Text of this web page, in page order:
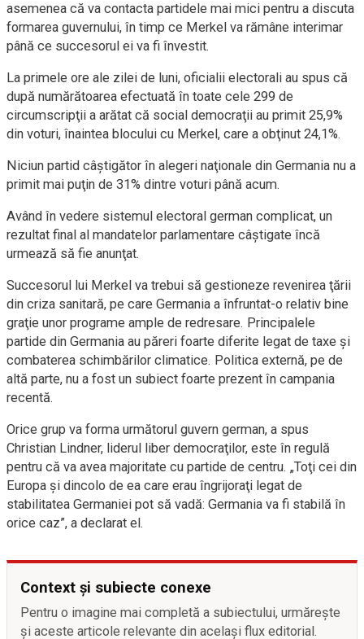
asemenea că va contacta partidele mai mici pentru a discuta
formarea guvernului, în timp ce Merkel va rămâne interimar
până ce succesorul ei va fi învestit.
La primele ore ale zilei de luni, oficialii electorali au spus că
după numărătoarea efectuată în toate cele 299 de
circumscripţii a arătat că social democraţii au primit 25,9%
din voturi, înaintea blocului cu Merkel, care a obţinut 24,1%.
Niciun partid câştigător în alegeri naţionale din Germania nu a
primit mai puţin de 31% dintre voturi până acum.
Având în vedere sistemul electoral german complicat, un
rezultat final al mandatelor parlamentare câştigate încă
urmează să fie anunţat.
Succesorul lui Merkel va trebui să gestioneze revenirea ţării
din criza sanitară, pe care Germania a înfruntat-o relativ bine
graţie unor programe ample de redresare. Principalele
partide din Germania au păreri foarte diferite legat de taxe şi
combaterea schimbărilor climatice. Politica externă, pe de
altă parte, nu a fost un subiect foarte prezent în campania
recentă.
Orice grup va forma următorul guvern german, a spus
Christian Lindner, liderul liber democraţilor, este în regulă
pentru că va avea majoritate cu partide de centru. „Toţi cei din
Europa şi dincolo de ea care erau îngrijoraţi legat de
stabilitatea Germaniei pot să vadă: Germania va fi stabilă în
orice caz”, a declarat el.
Context și subiecte conexe
Pentru o imagine mai completă a subiectului, urmărește
și aceste articole relevante din același flux editorial.